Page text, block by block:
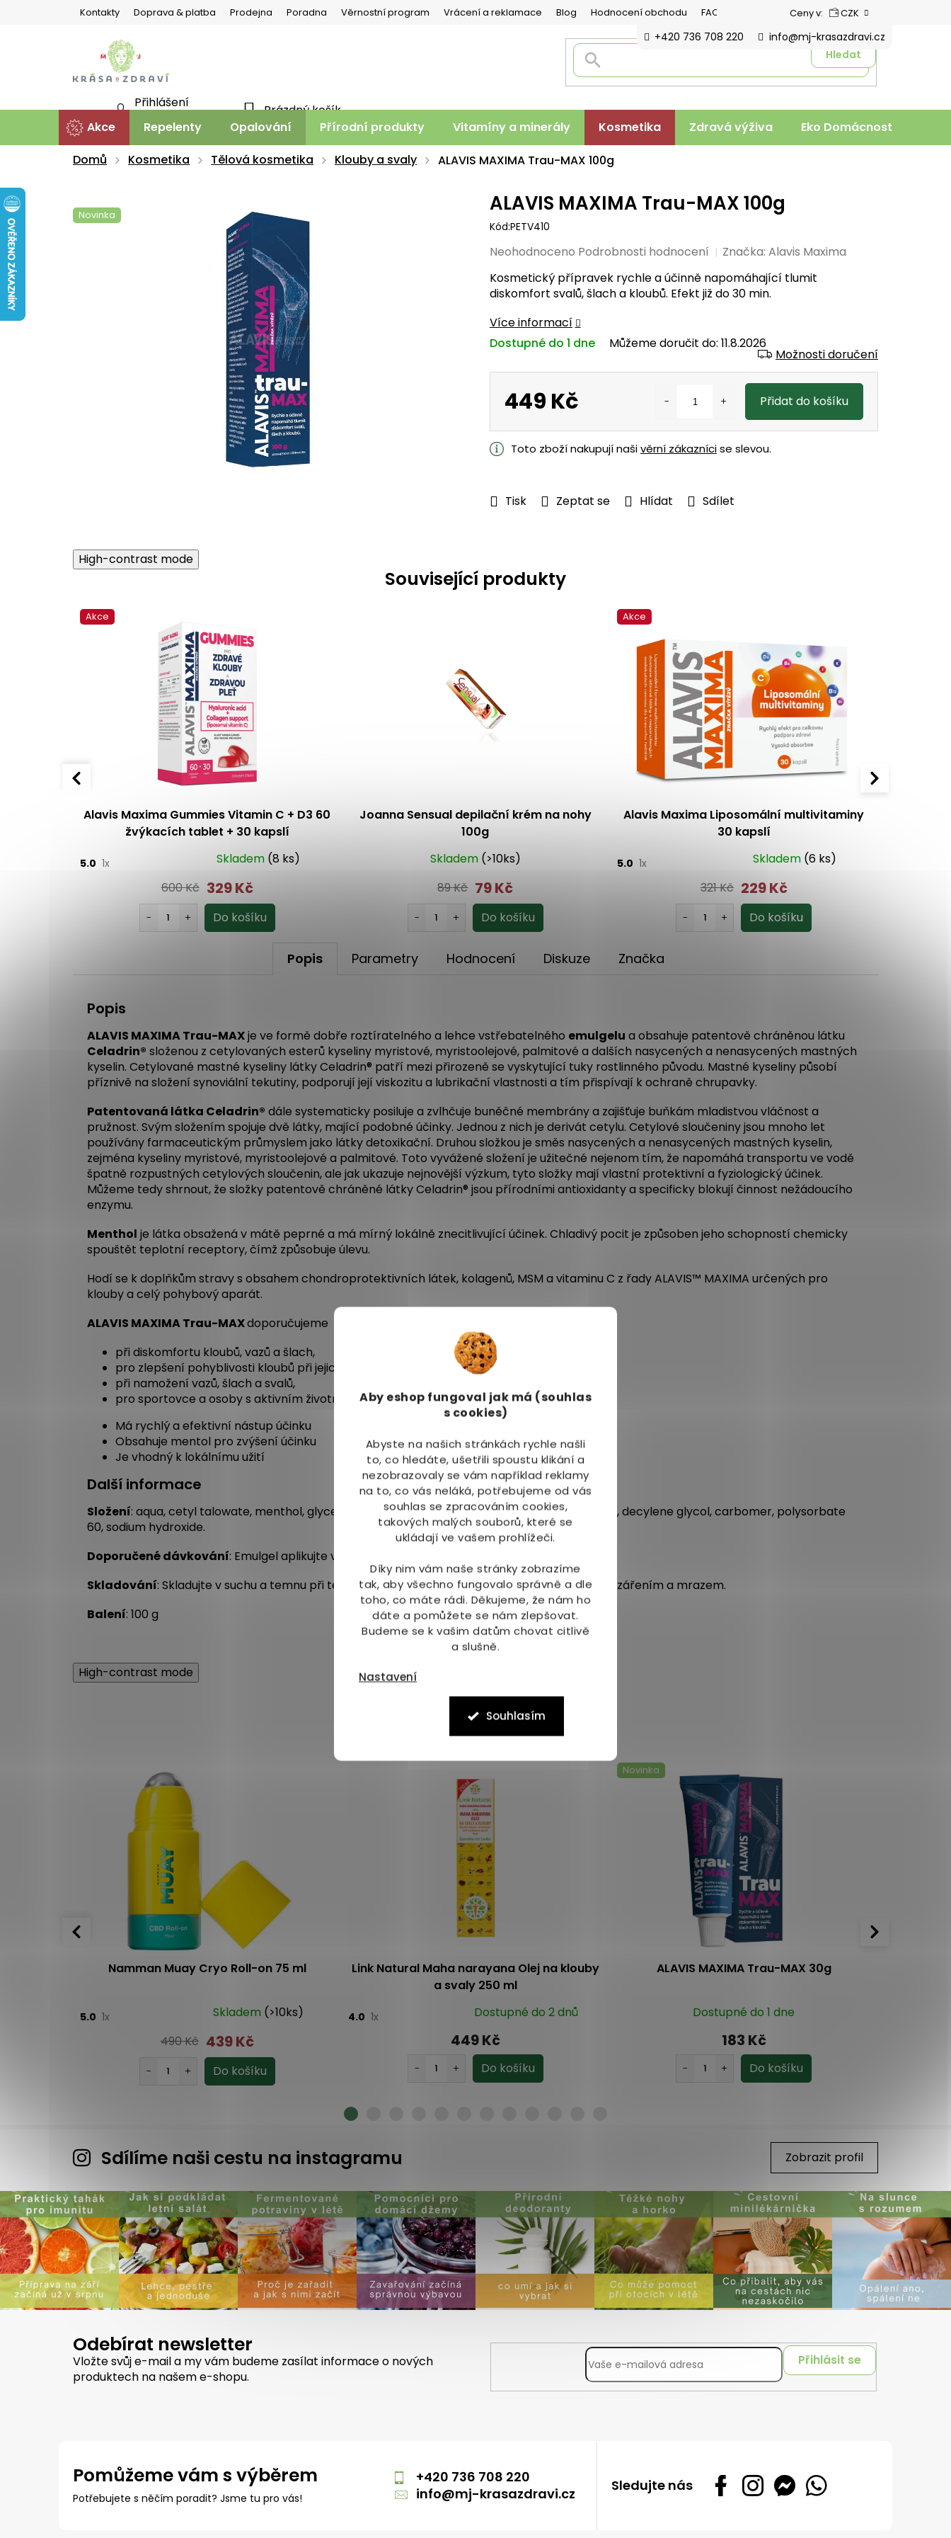
Aby eshop fungoval jak má (souhlas
s cookies)
Abyste na našich stránkách rychle našli
to, co hledáte, ušetřili spoustu klikání a
nezobrazovaly se vám například reklamy
na to, co vás neláká, potřebujeme od vás
souhlas se zpracováním cookies,
takových malých souborů, které se
ukládají ve vašem prohlížeči.
Díky nim vám naše stránky zobrazíme
tak, aby všechno fungovalo správně a dle
toho, co máte rádi. Děkujeme, že nám ho
dáte a pomůžete se nám zlepšovat.
Budeme se k vašim datům chovat citlivě
a slušně.
Nastavení
Souhlasím
Kontakty Doprava & platba Prodejna Poradna Věrnostní program Vrácení a reklamace Blog Hodnocení obchodu FAQ Ceny v: CZK
Hledat
+420 736 708 220 info@mj-krasazdravi.cz
KOŠÍK
Prázdný košík
Přihlášení
Akce Repelenty Opalování Přírodní produkty Vitamíny a minerály Kosmetika Zdravá výživa Eko Domácnost
Domů
Kosmetika Tělová kosmetika Klouby a svaly ALAVIS MAXIMA Trau-MAX 100g
Novinka
Kosmetický přípravek rychle a účinně napomáhající tlumit
diskomfort svalů, šlach a kloubů. Efekt již do 30 min.
Více informací
Tisk Zeptat se Hlídat Sdílet
Můžeme doručit do: 11.8.2026
Možnosti doručení
Dostupné do 1 dne
ALAVIS MAXIMA Trau-MAX 100g
Kód:PETV410
Průměrné
produktu
je
0,0
z
5
Neohodnoceno Podrobnosti hodnocení Značka:Alavis Maxima
449 Kč
cena:
Přidat do košíku
Toto zboží nakupují našivěrní zákaznícise slevou.
High-contrast mode
Související produkty
Akce
Alavis Maxima Gummies Vitamin C + D3 60
žvýkacích tablet + 30 kapslí
5.0 1x Skladem (8 ks)
600 Kč 329 Kč
Joanna Sensual depilační krém na nohy
100g
Skladem (>10ks)
89 Kč 79 Kč
Akce
Alavis Maxima Liposomální multivitaminy
30 kapslí
5.0 1x Skladem (6 ks)
321 Kč 229 Kč
Popis Parametry Hodnocení Diskuze Značka
Popis
ALAVIS MAXIMA Trau-MAXje ve formě dobře roztíratelného a lehce vstřebatelného emulgelu a obsahuje patentově chráněnou látku
Celadrin® složenou z cetylovaných esterů kyseliny myristové, myristoolejové, palmitové a dalších nasycených a nenasycených mastných
kyselin. Cetylované mastné kyseliny látky Celadrin® patří mezi přirozeně se vyskytující tuky rostlinného původu. Mastné kyseliny působí
příznivě na složení synoviální tekutiny, podporují její viskozitu a lubrikační vlastnosti a tím přispívají k ochraně chrupavky.
Patentovaná látka Celadrin® dále systematicky posiluje a zvlhčuje buněčné membrány a zajišťuje buňkám mladistvou vláčnost a
pružnost. Svým složením spojuje dvě látky, mající podobné účinky. Jednou z nich je derivát cetylu. Cetylové sloučeniny jsou mnoho let
používány farmaceutickým průmyslem jako látky detoxikační. Druhou složkou je směs nasycených a nenasycených mastných kyselin,
zejména kyseliny myristové, myristoolejové a palmitové. Toto vyvážené složení je užitečné nejenom tím, že napomáhá transportu ve vodě
špatně rozpustných cetylových sloučenin, ale jak ukazuje nejnovější výzkum, tyto složky mají vlastní protektivní a fyziologický účinek.
Můžeme tedy shrnout, že složky patentově chráněné látky Celadrin® jsou přírodními antioxidanty a specificky blokují činnost nežádoucího
enzymu.
Menthol je látka obsažená v mátě peprné a má mírný lokálně znecitlivující účinek. Chladivý pocit je způsoben jeho schopností chemicky
spouštět teplotní receptory, čímž způsobuje úlevu.
Hodí se k doplňkům stravy s obsahem chondroprotektivních látek, kolagenů, MSM a vitaminu C z řady ALAVIS™ MAXIMA určených pro
klouby a celý pohybový aparát.
ALAVIS MAXIMA Trau-MAXdoporučujeme
při diskomfortu kloubů, vazů a šlach,
pro zlepšení pohyblivosti kloubů při jejich ztuhlosti,
při namožení vazů, šlach a svalů,
pro sportovce a osoby s aktivním životním stylem.
Má rychlý a efektivní nástup účinku
Obsahuje mentol pro zvýšení účinku
Je vhodný k lokálnímu užití
Další informace
Složení: aqua, cetyl talowate, menthol, glyceryl monostearate, phenylpropanol, caprylyl glycol, decylene glycol, carbomer, polysorbate
60, sodium hydroxide.
Doporučené dávkování: Emulgel aplikujte v tenké vrstvě dle potřeby 3-4x denně.
Skladování: Skladujte v suchu a temnu při teplotě 10 - 25 °C. Chraňte před přímým slunečním zářením a mrazem.
Balení: 100 g
High-contrast mode
Mohlo by Vás zajímat
Namman Muay Cryo Roll-on 75 ml
5.0 1x Skladem (>10ks)
490 Kč 439 Kč
Link Natural Maha narayana Olej na klouby
a svaly 250 ml
4.0 1x Dostupné do 2 dnů
449 Kč
Novinka
ALAVIS MAXIMA Trau-MAX 30g
Dostupné do 1 dne
183 Kč
Sdílíme naši cestu na instagramu Zobrazit profil
Odebírat newsletter
Vložte svůj e-mail a my vám budeme zasílat informace o nových
produktech na našem e-shopu.
Přihlásit se
Pomůžeme vám s výběrem
Potřebujete s něčím poradit? Jsme tu pro vás!
+420 736 708 220
info@mj-krasazdravi.cz Sledujte nás